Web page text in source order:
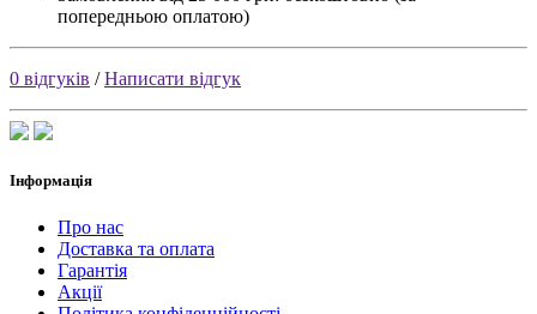
попередньою оплатою)
0 відгуків /Написати відгук
Інформація
Про нас
Доставка та оплата
Гарантія
Акції